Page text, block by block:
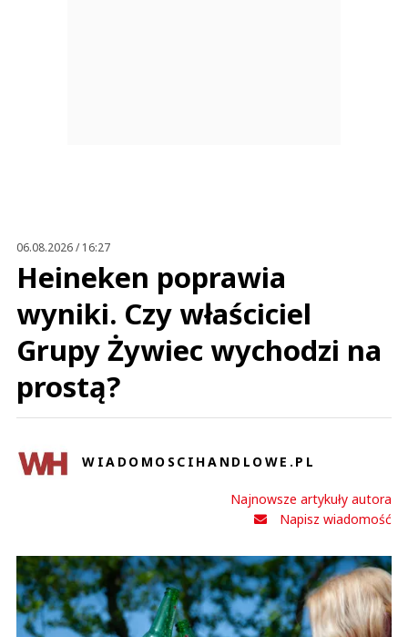
06.08.2026 / 16:27
Heineken poprawia
wyniki. Czy właściciel
Grupy Żywiec wychodzi na
prostą?
WIADOMOSCIHANDLOWE.PL
Najnowsze artykuły autora
Napisz wiadomość